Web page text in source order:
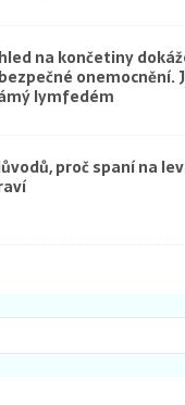
na končetiny
onemocnění.
lymfedém
proč spaní na